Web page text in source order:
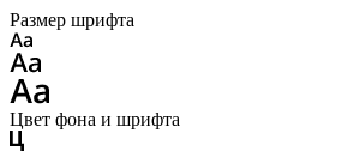
Размер шрифта
Цвет фона и шрифта